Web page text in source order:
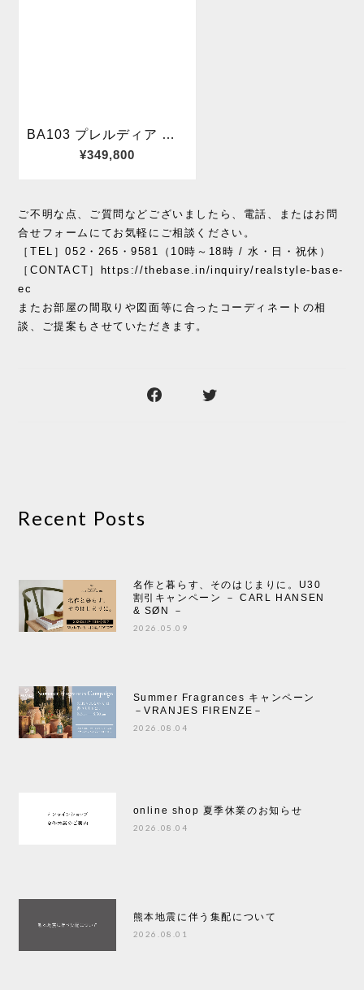
ご不明な点、ご質問などございましたら、電話、またはお問
合せフォームにてお気軽にご相談ください。
［TEL］052・265・9581（10時～18時 / 水・日・祝休）
［CONTACT］https://thebase.in/inquiry/realstyle-base-
ec
またお部屋の間取りや図面等に合ったコーディネートの相
談、ご提案もさせていただきます。
Recent Posts
名作と暮らす、そのはじまりに。U30
割引キャンペーン － CARL HANSEN
& SØN －
2026.05.09
Summer Fragrances キャンペーン
－VRANJES FIRENZE－
2026.08.04
online shop 夏季休業のお知らせ
2026.08.04
熊本地震に伴う集配について
2026.08.01